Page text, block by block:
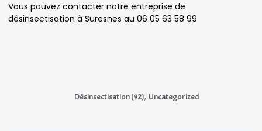
Vous pouvez contacter notre entreprise de
désinsectisation à Suresnes au 06 05 63 58 99
Désinsectisation (92), Uncategorized